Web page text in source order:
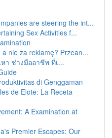
are steering the int...
Sex Activities f...
a nie za reklamę? Przean...
า ช่างมืออาชีพ ที่เ...
di Genggaman
de Elote: La Receta
A Examination at
Premier Escapes: Our